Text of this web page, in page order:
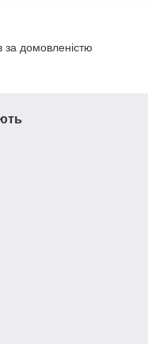
за домовленістю